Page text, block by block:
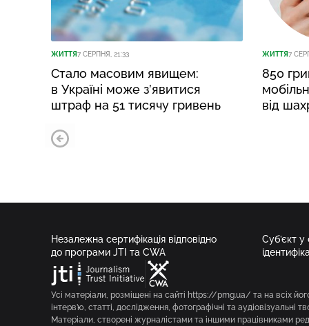
ЖИТТЯ7 СЕРПНЯ, 21:33
Стало масовим явищем:
в Україні може з’явитися
штраф на 51 тисячу гривень
ЖИТТЯ7
850
від
Незалежна сертифікація відповідно
до програми JTI та CWA
Суб’єкт
Усі матеріали, розміщені на сайті https://pmg.ua/ та на всіх
інтерв’ю, статті, дослідження, фотографічні та аудіовізуальні
Матеріали, створені журналістами та іншими працівниками